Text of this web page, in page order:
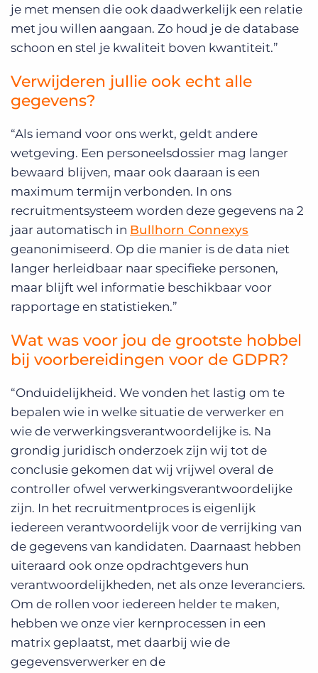
je met mensen die ook daadwerkelijk een relatie
met jou willen aangaan. Zo houd je de database
schoon en stel je kwaliteit boven kwantiteit.”
Verwijderen jullie ook echt alle
gegevens?
“Als iemand voor ons werkt, geldt andere
wetgeving. Een personeelsdossier mag langer
bewaard blijven, maar ook daaraan is een
maximum termijn verbonden. In ons
recruitmentsysteem worden deze gegevens na 2
jaar automatisch in Bullhorn Connexys
geanonimiseerd. Op die manier is de data niet
langer herleidbaar naar specifieke personen,
maar blijft wel informatie beschikbaar voor
rapportage en statistieken.”
Wat was voor jou de grootste hobbel
bij voorbereidingen voor de GDPR?
“Onduidelijkheid. We vonden het lastig om te
bepalen wie in welke situatie de verwerker en
wie de verwerkingsverantwoordelijke is. Na
grondig juridisch onderzoek zijn wij tot de
conclusie gekomen dat wij vrijwel overal de
controller ofwel verwerkingsverantwoordelijke
zijn. In het recruitmentproces is eigenlijk
iedereen verantwoordelijk voor de verrijking van
de gegevens van kandidaten. Daarnaast hebben
uiteraard ook onze opdrachtgevers hun
verantwoordelijkheden, net als onze leveranciers.
Om de rollen voor iedereen helder te maken,
hebben we onze vier kernprocessen in een
matrix geplaatst, met daarbij wie de
gegevensverwerker en de